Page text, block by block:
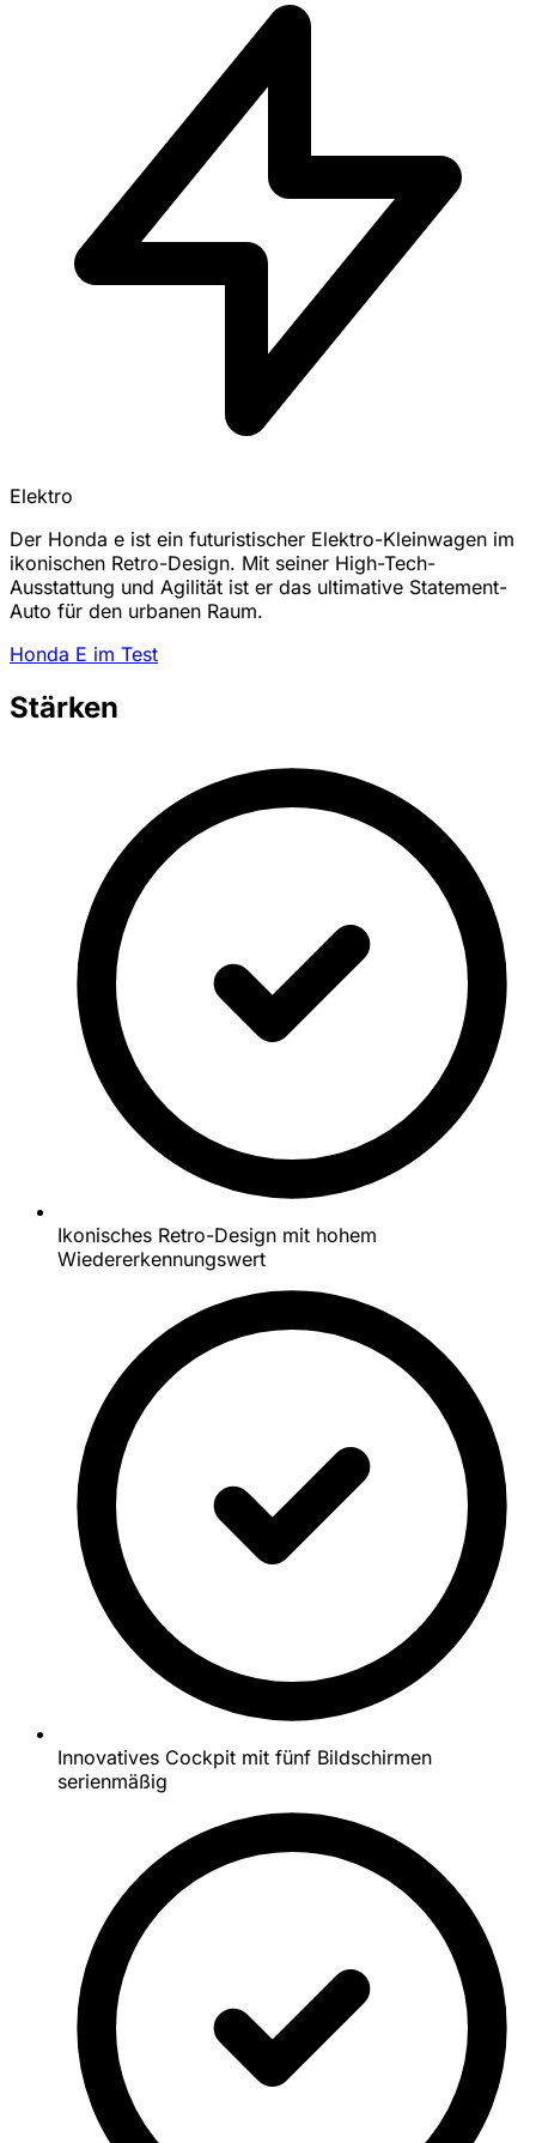
Elektro
Der Honda e ist ein futuristischer Elektro-Kleinwagen im
ikonischen Retro-Design. Mit seiner High-Tech-
Ausstattung und Agilität ist er das ultimative Statement-
Auto für den urbanen Raum.
Honda E im Test
Stärken
Ikonisches Retro-Design mit hohem
Wiedererkennungswert
Innovatives Cockpit mit fünf Bildschirmen
serienmäßig